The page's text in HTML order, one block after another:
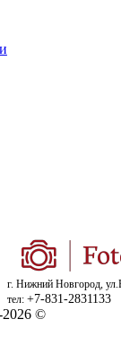
г. Нижний Новгород,
тел: +7-831-2831133
2026 ©